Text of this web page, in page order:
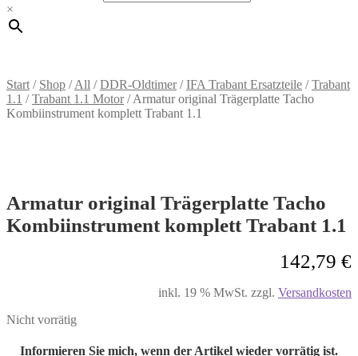
×
Start / Shop /All /DDR-Oldtimer/IFA Trabant Ersatzteile /Trabant
1.1 /Trabant 1.1 Motor/Armatur original Trägerplatte Tacho
Kombiinstrument komplett Trabant 1.1
Armatur original Trägerplatte Tacho
Kombiinstrument komplett Trabant 1.1
142,79 €
inkl. 19 % MwSt. zzgl. Versandkosten
Nicht vorrätig
Informieren Sie mich, wenn der Artikel wieder vorrätig ist.